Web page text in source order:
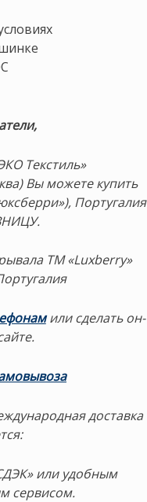
Текстиль»
Вы можете купить
Португалия
ТМ «Luxberry»
или сделать он-
доставка
или удобным
сервисом.